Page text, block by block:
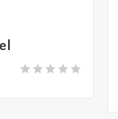
    